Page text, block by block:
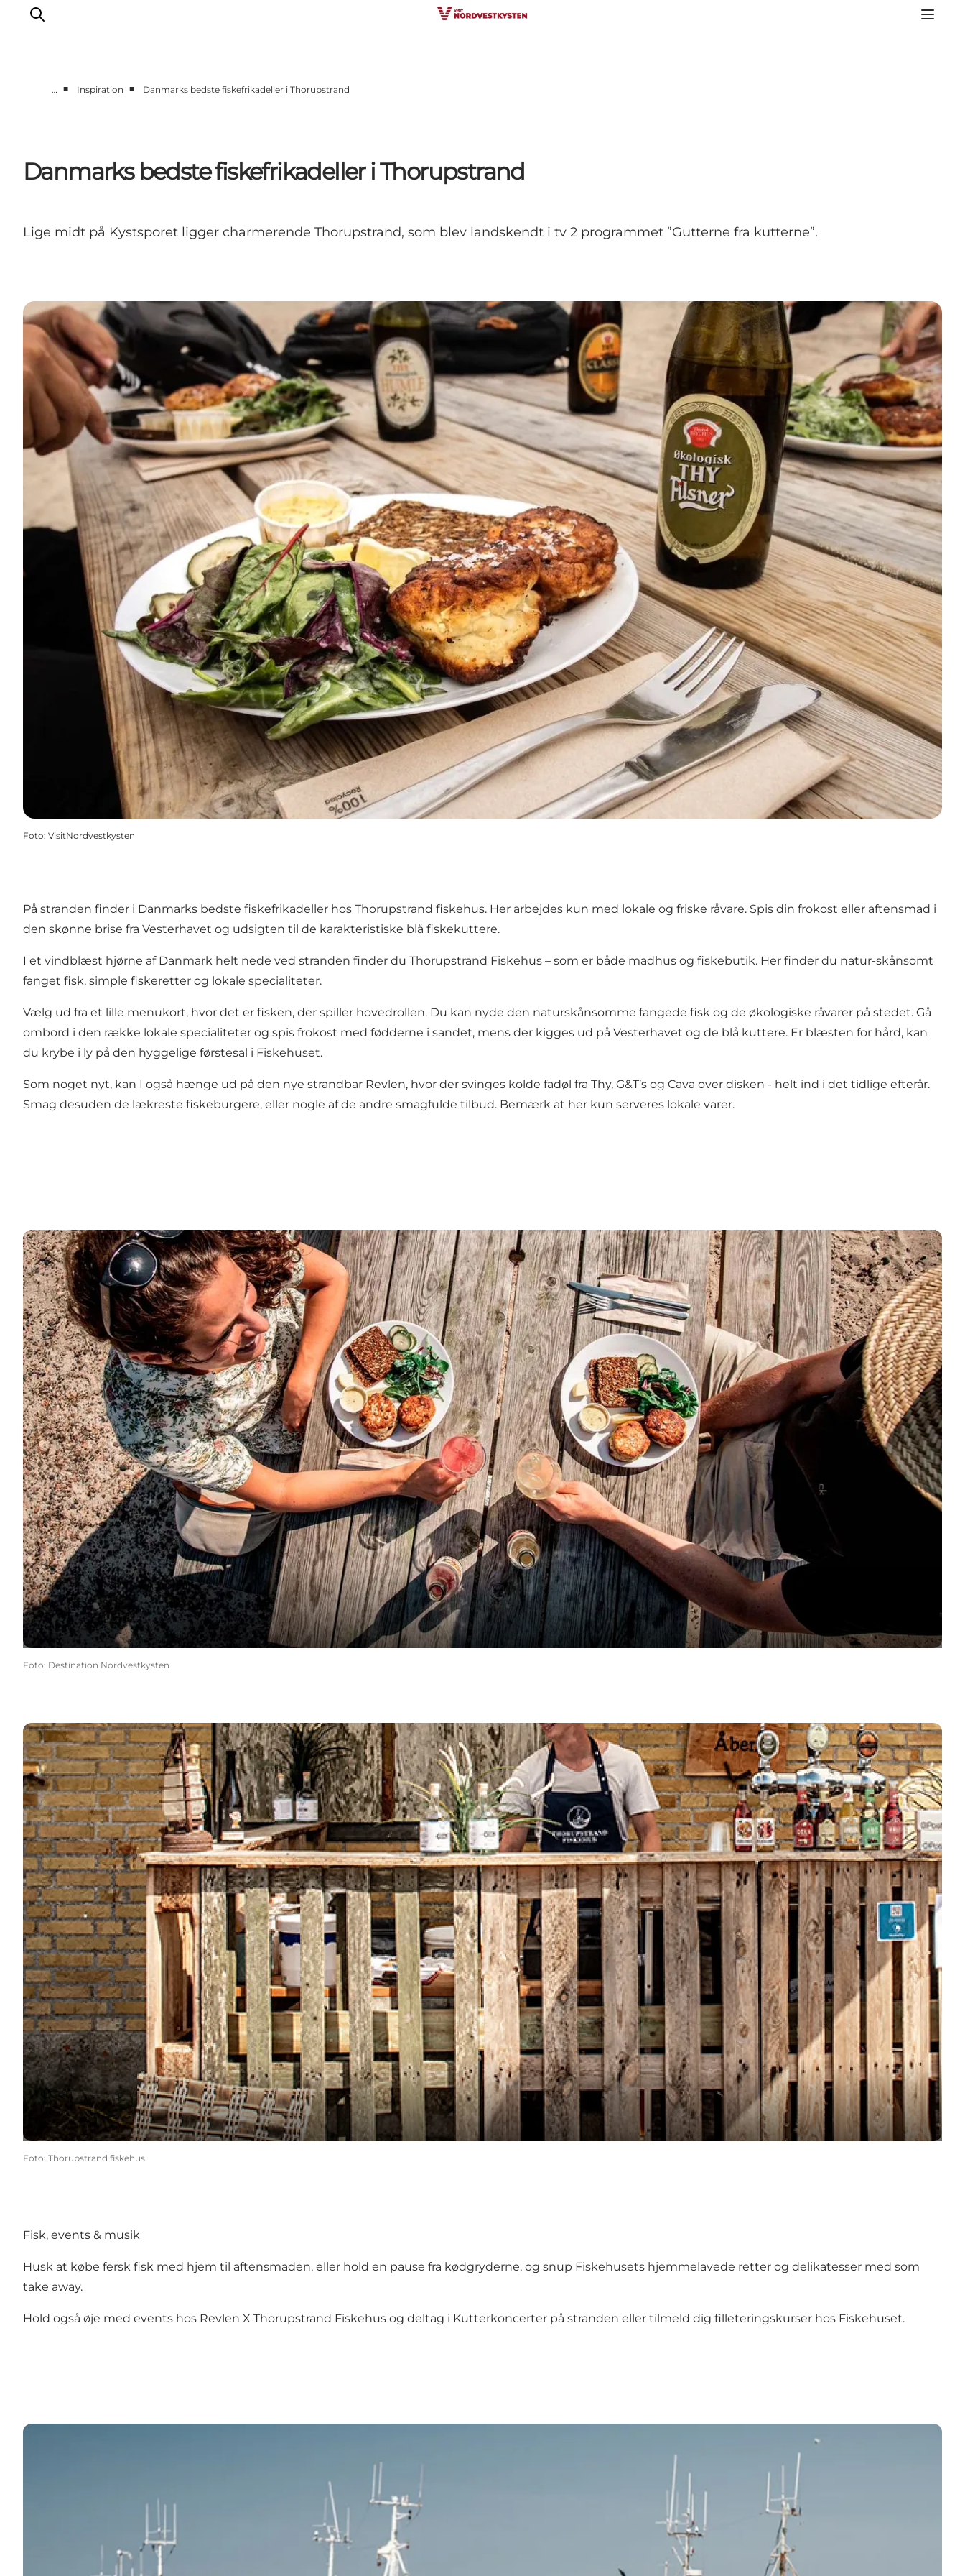
Handicapvenlig ferie
Events
Planlæg din ferie
… ■ Inspiration ■ Danmarks bedste fiskefrikadeller i Thorupstrand
Danmarks bedste fiskefrikadeller i Thorupstrand
Lige midt på Kystsporet ligger charmerende Thorupstrand, som blev landskendt i tv 2 programmet ”Gutterne fra kutterne”.
Foto: VisitNordvestkysten
På stranden finder i Danmarks bedste fiskefrikadeller hos Thorupstrand fiskehus. Her arbejdes kun med lokale og friske råvare. Spis din frokost eller aftensmad i
den skønne brise fra Vesterhavet og udsigten til de karakteristiske blå fiskekuttere.
I et vindblæst hjørne af Danmark helt nede ved stranden finder du Thorupstrand Fiskehus – som er både madhus og fiskebutik. Her finder du natur-skånsomt
fanget fisk, simple fiskeretter og lokale specialiteter.
Vælg ud fra et lille menukort, hvor det er fisken, der spiller hovedrollen. Du kan nyde den naturskånsomme fangede fisk og de økologiske råvarer på stedet. Gå
ombord i den række lokale specialiteter og spis frokost med fødderne i sandet, mens der kigges ud på Vesterhavet og de blå kuttere. Er blæsten for hård, kan
du krybe i ly på den hyggelige førstesal i Fiskehuset.
Som noget nyt, kan I også hænge ud på den nye strandbar Revlen, hvor der svinges kolde fadøl fra Thy, G&T’s og Cava over disken - helt ind i det tidlige efterår.
Smag desuden de lækreste fiskeburgere, eller nogle af de andre smagfulde tilbud. Bemærk at her kun serveres lokale varer.
Foto: Destination Nordvestkysten
Foto: Thorupstrand fiskehus
Fisk, events & musik
Husk at købe fersk fisk med hjem til aftensmaden, eller hold en pause fra kødgryderne, og snup Fiskehusets hjemmelavede retter og delikatesser med som
take away.
Hold også øje med events hos Revlen X Thorupstrand Fiskehus og deltag i Kutterkoncerter på stranden eller tilmeld dig filleteringskurser hos Fiskehuset.